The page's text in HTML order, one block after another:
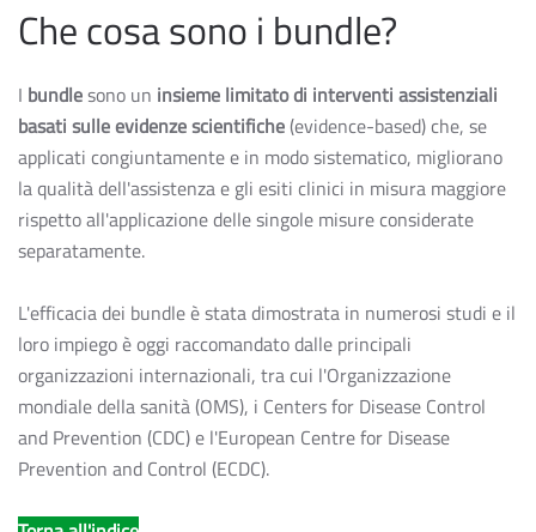
Che cosa sono i bundle?
I bundlesono un insieme limitato di interventi assistenziali
basati sulle evidenze scientifiche(evidence-based) che, se
applicati congiuntamente e in modo sistematico, migliorano
la qualità dell'assistenza e gli esiti clinici in misura maggiore
rispetto all'applicazione delle singole misure considerate
separatamente.
L'efficacia dei bundle è stata dimostrata in numerosi studi e il
loro impiego è oggi raccomandato dalle principali
organizzazioni internazionali, tra cui l'Organizzazione
mondiale della sanità (OMS), i Centers for Disease Control
and Prevention (CDC) e l'European Centre for Disease
Prevention and Control (ECDC).